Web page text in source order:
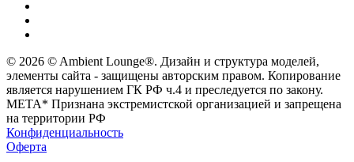
© 2026 © Ambient Lounge®. Дизайн и структура моделей,
элементы сайта - защищены авторским правом. Копирование
является нарушением ГК РФ ч.4 и преследуется по закону.
МЕТА* Признана экстремистской организацией и запрещена
на территории РФ
Конфиденциальность
Оферта